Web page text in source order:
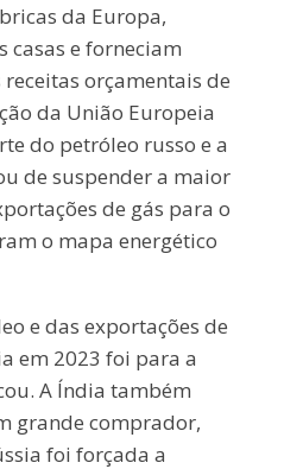
da Europa,
casas e forneciam
orçamentais de
da União Europeia
do petróleo russo e a
de suspender a maior
de gás para o
o mapa energético
e das exportações de
em 2023 foi para a
A Índia também
grande comprador,
foi forçada a